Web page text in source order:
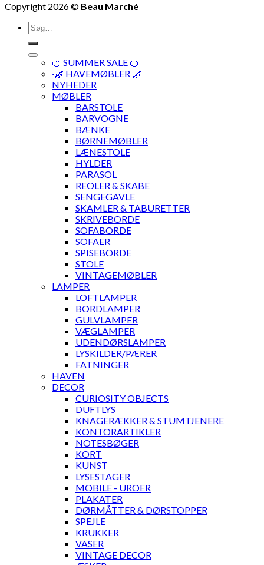
Copyright 2026 © Beau Marché
Søg
efter:
🍊 SUMMER SALE 🍊
·🌿 HAVEMØBLER 🌿
NYHEDER
MØBLER
BARSTOLE
BARVOGNE
BÆNKE
BØRNEMØBLER
LÆNESTOLE
HYLDER
PARASOL
REOLER & SKABE
SENGEGAVLE
SKAMLER & TABURETTER
SKRIVEBORDE
SOFABORDE
SOFAER
SPISEBORDE
STOLE
VINTAGEMØBLER
LAMPER
LOFTLAMPER
BORDLAMPER
GULVLAMPER
VÆGLAMPER
UDENDØRSLAMPER
LYSKILDER/PÆRER
FATNINGER
HAVEN
DECOR
CURIOSITY OBJECTS
DUFTLYS
KNAGERÆKKER & STUMTJENERE
KONTORARTIKLER
NOTESBØGER
KORT
KUNST
LYSESTAGER
MOBILE - UROER
PLAKATER
DØRMÅTTER & DØRSTOPPER
SPEJLE
KRUKKER
VASER
VINTAGE DECOR